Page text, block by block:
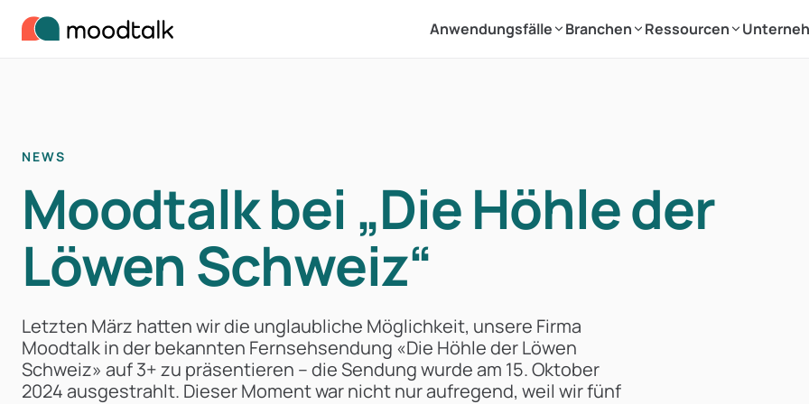
Anwendungsfälle
Branchen Ressourcen
NEWS
Moodtalk bei „Die Höhle der
Löwen Schweiz“
Letzten März hatten wir die unglaubliche Möglichkeit, unsere Firma
Moodtalk in der bekannten Fernsehsendung «Die Höhle der Löwen
Schweiz» auf 3+ zu präsentieren – die Sendung wurde am 15. Oktober
2024 ausgestrahlt. Dieser Moment war nicht nur aufregend, weil wir fünf